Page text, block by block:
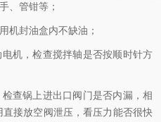
、管钳等；
机封油盒内不缺油；
机，检查搅拌轴是否按顺时针方
查锅上进出口阀门是否内漏，相
接放空阀泄压，看压力能否很快